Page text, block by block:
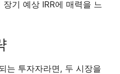
기 예상 IRR에 매력을 느
는 투자자라면, 두 시장을